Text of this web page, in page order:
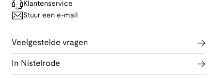
Klantenservice
Stuur een e-mail
Veelgestelde vragen
In Nistelrode